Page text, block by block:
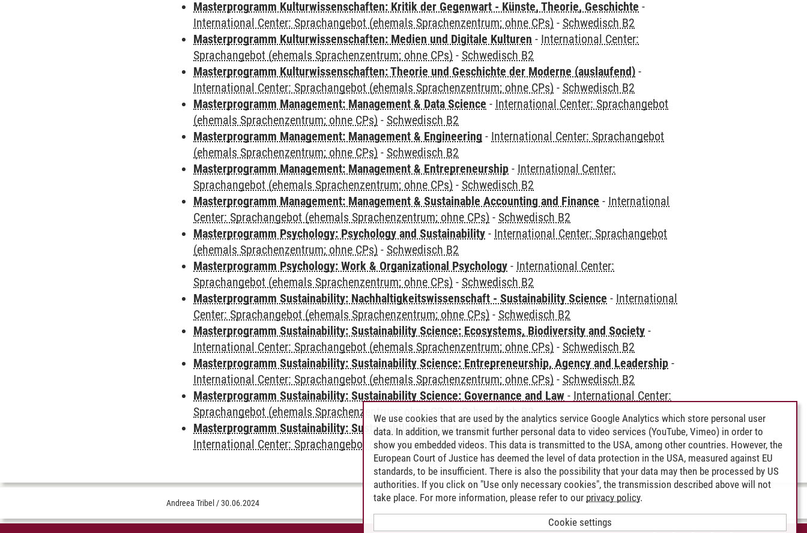
Masterprogramm Kulturwissenschaften: Kritik der Gegenwart - Künste, Theorie, Geschichte -
International Center: Sprachangebot (ehemals Sprachenzentrum; ohne CPs) - Schwedisch B2
Masterprogramm Kulturwissenschaften: Medien und Digitale Kulturen - International Center:
Sprachangebot (ehemals Sprachenzentrum; ohne CPs) - Schwedisch B2
Masterprogramm Kulturwissenschaften: Theorie und Geschichte der Moderne (auslaufend) -
International Center: Sprachangebot (ehemals Sprachenzentrum; ohne CPs) - Schwedisch B2
Masterprogramm Management: Management & Data Science - International Center: Sprachangebot
(ehemals Sprachenzentrum; ohne CPs) - Schwedisch B2
Masterprogramm Management: Management & Engineering - International Center: Sprachangebot
(ehemals Sprachenzentrum; ohne CPs) - Schwedisch B2
Masterprogramm Management: Management & Entrepreneurship - International Center:
Sprachangebot (ehemals Sprachenzentrum; ohne CPs) - Schwedisch B2
Masterprogramm Management: Management & Sustainable Accounting and Finance - International
Center: Sprachangebot (ehemals Sprachenzentrum; ohne CPs) - Schwedisch B2
Masterprogramm Psychology: Psychology and Sustainability - International Center: Sprachangebot
(ehemals Sprachenzentrum; ohne CPs) - Schwedisch B2
Masterprogramm Psychology: Work & Organizational Psychology - International Center:
Sprachangebot (ehemals Sprachenzentrum; ohne CPs) - Schwedisch B2
Masterprogramm Sustainability: Nachhaltigkeitswissenschaft - Sustainability Science - International
Center: Sprachangebot (ehemals Sprachenzentrum; ohne CPs) - Schwedisch B2
Masterprogramm Sustainability: Sustainability Science: Ecosystems, Biodiversity and Society -
International Center: Sprachangebot (ehemals Sprachenzentrum; ohne CPs) - Schwedisch B2
Masterprogramm Sustainability: Sustainability Science: Entrepreneurship, Agency and Leadership -
International Center: Sprachangebot (ehemals Sprachenzentrum; ohne CPs) - Schwedisch B2
Masterprogramm Sustainability: Sustainability Science: Governance and Law - International Center:
Sprachangebot (ehemals Sprachenzentrum; ohne CPs) -
Schwedisch B2
Masterprogramm Sustainability: Sustainability Science: Resources, Materials and Chemistry-
International Center: Sprachangebot (ehemals Sprachenzentrum; ohne CPs)-Schwedisch B2
Andreea Tribel /30.06.2024
We use cookies that are used by the analytics service Google Analytics which store personal user
data. In addition, we transmit further personal data to video services (YouTube, Vimeo) in order to
show you embedded videos. This data is transmitted to the USA, among other countries. However, the
European Court of Justice has deemed the level of data protection in the USA, measured against EU
standards, to be insufficient. There is also the possibility that your data may then be processed by US
authorities. If you click on "Use only necessary cookies", the transmission described above will not
take place. For more information, please refer to our privacy policy.
Cookie settings